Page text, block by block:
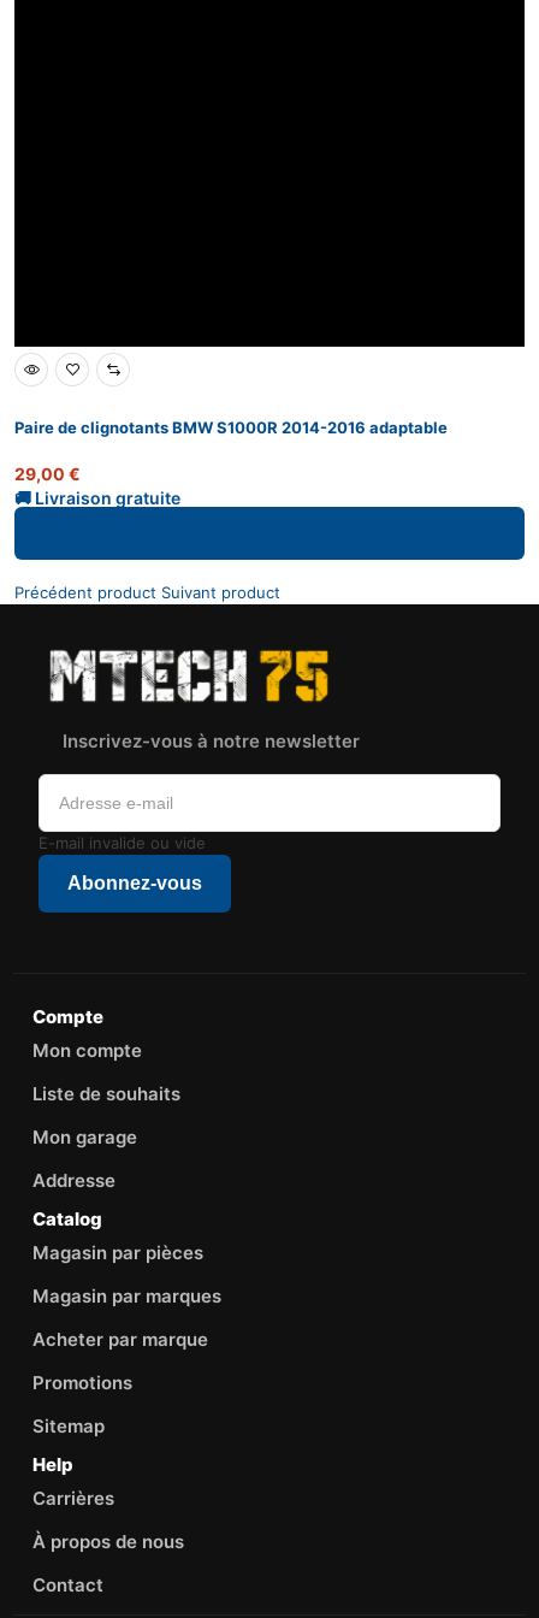
Paire de clignotants BMW S1000R 2014-2016 adaptable
29,00 €
Précédent product Suivant product
Inscrivez-vous à notre newsletter
E-mail invalide ou vide
Abonnez-vous
Compte
Mon compte
Liste de souhaits
Mon garage
Addresse
Catalog
Magasin par pièces
Magasin par marques
Acheter par marque
Promotions
Sitemap
Help
Carrières
À propos de nous
Contact